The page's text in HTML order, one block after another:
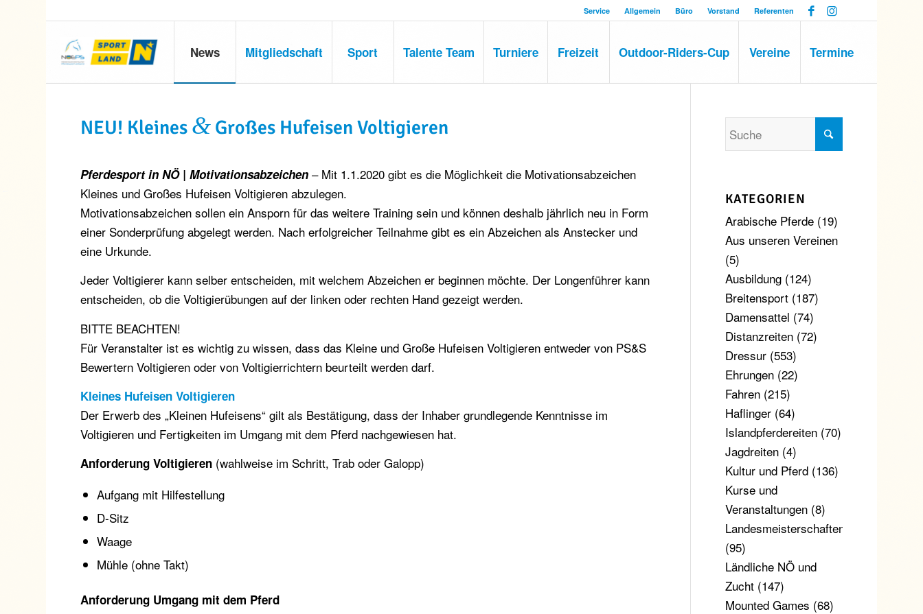
Service Allgemein Büro Vorstand Referenten
News Mitgliedschaft Sport Talente Team Turniere Freizeit Outdoor-Riders-Cup Vereine Termine
NEU! Kleines & Großes Hufeisen Voltigieren
Pferdesport in NÖ | Motivationsabzeichen – Mit 1.1.2020 gibt es die Möglichkeit die Motivationsabzeichen
Kleines und Großes Hufeisen Voltigieren abzulegen.
Motivationsabzeichen sollen ein Ansporn für das weitere Training sein und können deshalb jährlich neu in Form
einer Sonderprüfung abgelegt werden. Nach erfolgreicher Teilnahme gibt es ein Abzeichen als Anstecker und
eine Urkunde.
Jeder Voltigierer kann selber entscheiden, mit welchem Abzeichen er beginnen möchte. Der Longenführer kann
entscheiden, ob die Voltigierübungen auf der linken oder rechten Hand gezeigt werden.
BITTE BEACHTEN!
Für Veranstalter ist es wichtig zu wissen, dass das Kleine und Große Hufeisen Voltigieren entweder von PS&S
Bewertern Voltigieren oder von Voltigierrichtern beurteilt werden darf.
Kleines Hufeisen Voltigieren
Der Erwerb des „Kleinen Hufeisens“ gilt als Bestätigung, dass der Inhaber grundlegende Kenntnisse im
Voltigieren und Fertigkeiten im Umgang mit dem Pferd nachgewiesen hat.
Anforderung Voltigieren (wahlweise im Schritt, Trab oder Galopp)
Aufgang mit Hilfestellung
D-Sitz
Waage
Mühle (ohne Takt)
Anforderung Umgang mit dem Pferd
KATEGORIEN
Arabische Pferde(19)
Aus unseren Vereinen
(5)
Ausbildung(124)
Breitensport(187)
Damensattel (74)
Distanzreiten(72)
Dressur(553)
Ehrungen(22)
Fahren(215)
Haflinger(64)
Islandpferdereiten(70)
Jagdreiten(4)
Kultur und Pferd(136)
Kurse und
Veranstaltungen(8)
Landesmeisterschaften
(95)
Ländliche NÖ und
Zucht(147)
Mounted Games (68)